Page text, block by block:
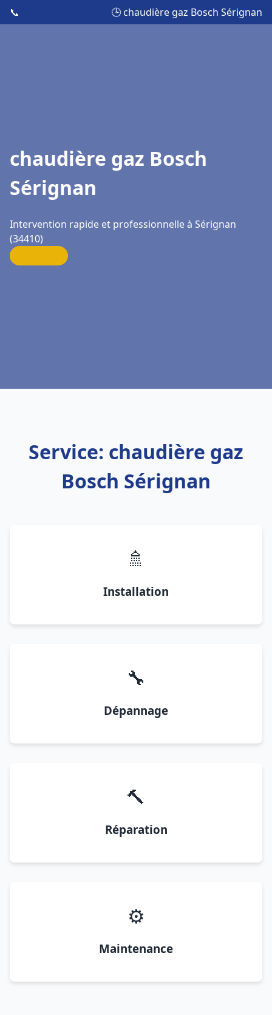
📞 🕒 chaudière gaz Bosch Sérignan
chaudière gaz Bosch
Sérignan
Intervention rapide et professionnelle à Sérignan
(34410)
Service: chaudière gaz
Bosch Sérignan
🚿
Installation
🔧
Dépannage
🔨
Réparation
⚙️
Maintenance